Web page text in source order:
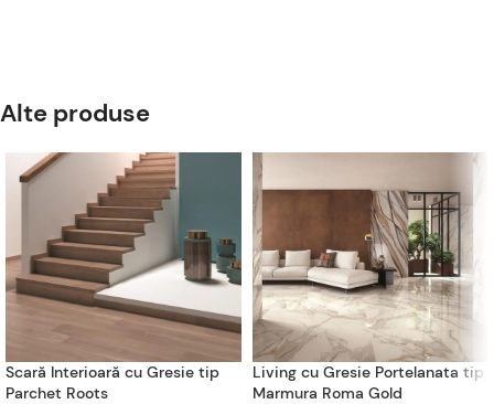
Alte produse
Scară Interioară cu Gresie tip
Parchet Roots
Living cu Gresie Portelanata tip
Marmura Roma Gold